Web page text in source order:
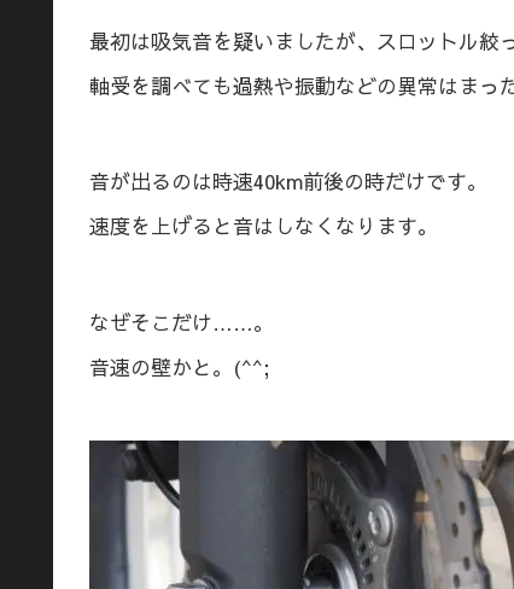
最初は吸気音を疑いましたが、スロットル絞
軸受を調べても過熱や振動などの異常はまっ
音が出るのは時速40km前後の時だけです。
速度を上げると音はしなくなります。
なぜそこだけ……。
音速の壁かと。(^^;